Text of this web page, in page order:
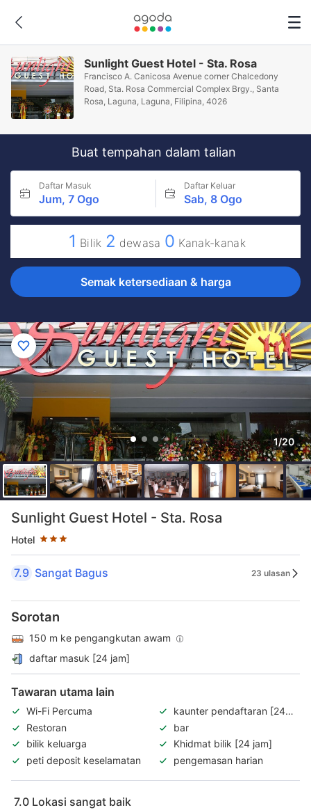
Sunlight Guest Hotel - Sta. Rosa
Francisco A. Canicosa Avenue corner Chalcedony
Road, Sta. Rosa Commercial Complex Brgy., Santa
Rosa, Laguna, Laguna, Filipina, 4026
Buat tempahan dalam talian
Daftar Masuk
Jum, 7 Ogo
Daftar Keluar
Sab, 8 Ogo
1 Bilik 2 dewasa 0 Kanak-kanak
Semak ketersediaan & harga
1/20
Sunlight Guest Hotel - Sta. Rosa
Hotel
Taraf bintang 3 bintang
7.9 Sangat Bagus 23 ulasan
Sorotan
150 m ke pengangkutan awam
daftar masuk [24 jam]
Tawaran utama lain
Wi-Fi Percuma
kaunter pendaftaran [24
jam]
Restoran
bar
bilik keluarga
Khidmat bilik [24 jam]
peti deposit keselamatan
pengemasan harian
7.0 Lokasi sangat baik